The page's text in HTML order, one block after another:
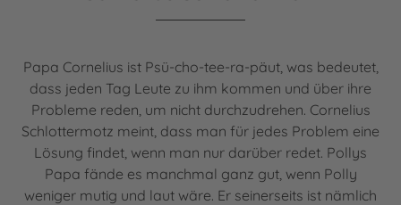
Papa Cornelius ist Psü-cho-tee-ra-päut, was bedeutet,
dass jeden Tag Leute zu ihm kommen und über ihre
Probleme reden, um nicht durchzudrehen. Cornelius
Schlottermotz meint, dass man für jedes Problem eine
Lösung findet, wenn man nur darüber redet. Pollys
Papa fände es manchmal ganz gut, wenn Polly
weniger mutig und laut wäre. Er seinerseits ist nämlich